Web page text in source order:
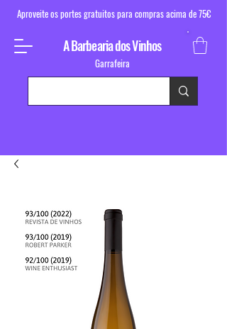
Aproveite os portes gratuitos para compras acima de 75€
A Barbearia dos Vinhos
Garrafeira